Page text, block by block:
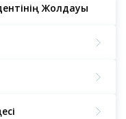
Жолдауы